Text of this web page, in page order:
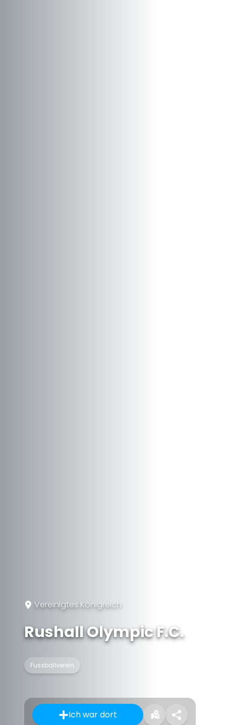
Vereinigtes Königreich
Rushall Olympic F.C.
Fussballverein
Ich war dort